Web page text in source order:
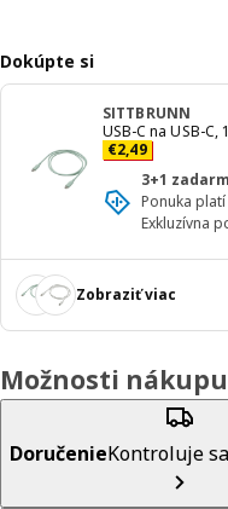
Dokúpte si
SITTBRUNN
USB-C na USB-C,
€2,49
Cena € 2,49
3+1
Ponuka
Exkluzívna
Zobraziť viac
Možnosti nákupu
DoručenieKontroluje